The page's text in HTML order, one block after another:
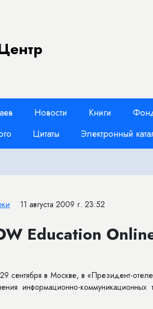
Новости Книги
Цитаты Электронный
11 августа 2009 г. 23:52
Education
в Москве, в «Президент-отеле»
информационно-